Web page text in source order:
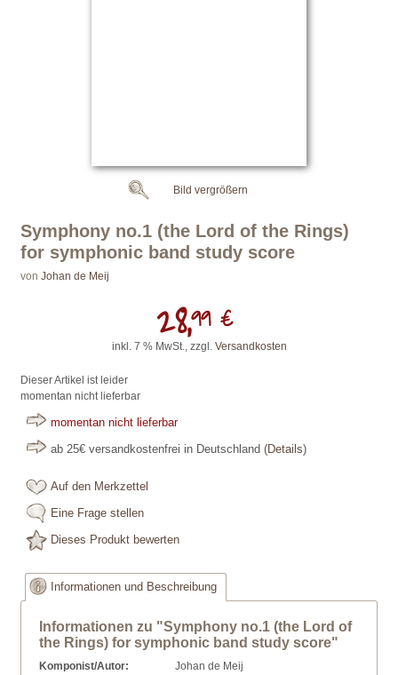
Symphony no.1 (the Lord of the Rings)
for symphonic band study score
von Johan de Meij
28,99 €
inkl. 7 % MwSt., zzgl. Versandkosten
Dieser Artikel ist leider
momentan nicht lieferbar
momentan nicht lieferbar
ab 25€ versandkostenfrei in Deutschland (Details)
Auf den Merkzettel
Eine Frage stellen
Dieses Produkt bewerten
Bild vergrößern
Informationen und Beschreibung
Informationen zu "Symphony no.1 (the Lord of
the Rings) for symphonic band study score"
Komponist/Autor:
Johan de Meij